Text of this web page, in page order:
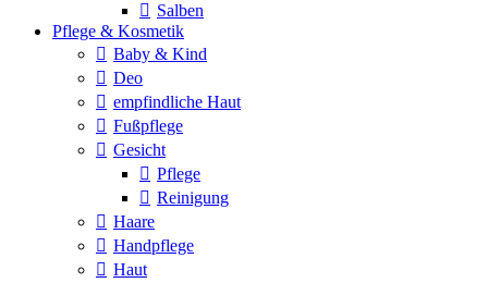
Salben
Pflege & Kosmetik
Baby & Kind
Deo
empfindliche Haut
Fußpflege
Gesicht
Pflege
Reinigung
Haare
Handpflege
Haut